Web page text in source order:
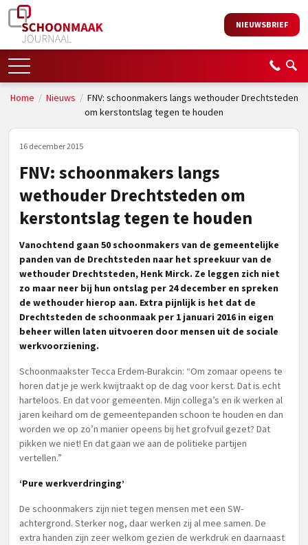
NIEUWSBRIEF
Home / Nieuws / FNV: schoonmakers langs wethouder Drechtsteden
om kerstontslag tegen te houden
16 december 2015
FNV: schoonmakers langs
wethouder Drechtsteden om
kerstontslag tegen te houden
Vanochtend gaan 50 schoonmakers van de gemeentelijke
panden van de Drechtsteden naar het spreekuur van de
wethouder Drechtsteden, Henk Mirck. Ze leggen zich niet
zo maar neer bij hun ontslag per 24 december en spreken
de wethouder hierop aan. Extra pijnlijk is het dat de
Drechtsteden de schoonmaak per 1 januari 2016 in eigen
beheer willen laten uitvoeren door mensen uit de sociale
werkvoorziening.
Schoonmaakster Tecca Erdem-Burakcin: “Om zomaar opeens te
horen dat je je werk kwijtraakt op de dag voor kerst. Dat is echt
harteloos. En dat voor gemeenten. Mijn collega’s en ik werken al
jaren keihard om de gemeentepanden schoon te houden en dan
worden we op zo’n manier opeens bij het grofvuil gezet? Dat
pikken we niet! En dat gaan we aan de politieke partijen
vertellen.”
‘Pure werkverdringing’
De schoonmakers zijn niet tegen mensen met een SW-
achtergrond. Sterker nog, daar werken zij al mee samen. De
extra handen zijn zeer welkom gezien de werkdruk en daarnaast